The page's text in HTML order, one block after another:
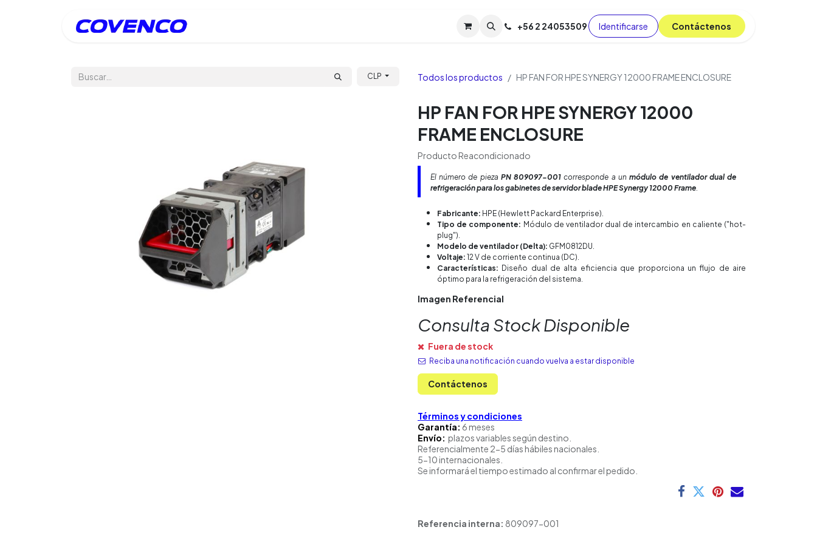
Soporte TPM (CL) Tienda Cursos Blog
+56 2 24053509 Identificarse C​​​​ont​​​​áct​​​​​​en​​​​​​os
CLP Todos los productos HP FAN FOR HPE SYNERGY 12000 FRAME ENCLOSURE
HP FAN FOR HPE SYNERGY 12000
FRAME ENCLOSURE
Producto Reacondicionado
El número de pieza PN 809097-001 corresponde a unmódulo de ventilador dual de
refrigeración para los gabinetes de servidor blade HPE Synergy 12000 Frame.
Fabricante: HPE (Hewlett Packard Enterprise).
Tipo de componente: Módulo de ventilador dual de intercambio en caliente ("hot-
plug").
Modelo de ventilador (Delta): GFM0812DU.
Voltaje: 12 V de corriente continua (DC).
Características: Diseño dual de alta eficiencia que proporciona un flujo de aire
óptimo para la refrigeración del sistema.
Imagen Referencial
Consulta Stock Disponible
Fuera de stock
Reciba una notificación cuando vuelva a estar disponible
Contáctenos
Términos y condiciones
Garantía: 6 meses
Envío: plazos variables según destino.
Referencialmente 2-5 días hábiles nacionales.
5-10 internacionales.
Se informará el tiempo estimado al confirmar el pedido.
Referencia interna: 809097-001